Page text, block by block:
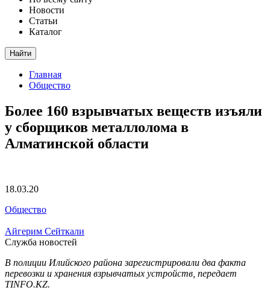
Новости
Статьи
Каталог
Найти
Главная
Общество
Более 160 взрывчатых веществ изъяли
у сборщиков металлолома в
Алматинской области
18.03.20
Общество
Айгерим Сейткали
Служба новостей
В полиции Илийского района зарегистрировали два факта
перевозки и хранения взрывчатых устройств, передает
TINFO.KZ.